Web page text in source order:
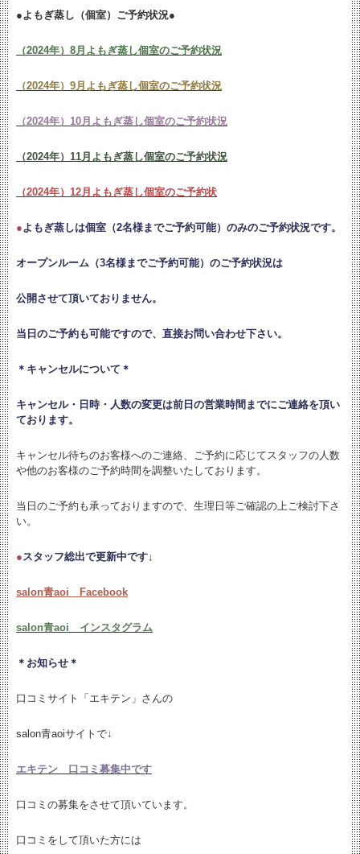
●よもぎ蒸し（個室）ご予約状況●
（2024年）8月よもぎ蒸し個室のご予約状況
（2024年）9月よもぎ蒸し個室のご予約状況
（2024年）10月よもぎ蒸し個室のご予約状況
（2024年）11月よもぎ蒸し個室のご予約状況
（2024年）12月よもぎ蒸し個室のご予約状
●よもぎ蒸しは個室（2名様までご予約可能）のみのご予約状況です。
オープンルーム（3名様までご予約可能）のご予約状況は
公開させて頂いておりません。
当日のご予約も可能ですので、直接お問い合わせ下さい。
＊キャンセルについて＊
キャンセル・日時・人数の変更は前日の営業時間までにご連絡を頂い
ております。
キャンセル待ちのお客様へのご連絡、ご予約に応じてスタッフの人数
や他のお客様のご予約時間を調整いたしております。
当日のご予約も承っておりますので、生理日等ご確認の上ご検討下さ
い。
●スタッフ総出で更新中です↓
salon青aoi Facebook
salon青aoi インスタグラム
＊お知らせ＊
口コミサイト「エキテン」さんの
salon青aoiサイトで↓
エキテン 口コミ募集中です
口コミの募集をさせて頂いています。
口コミをして頂いた方には